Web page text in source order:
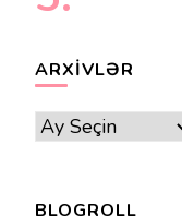
ARXIVLƏR
Arxivlər
BLOGROLL